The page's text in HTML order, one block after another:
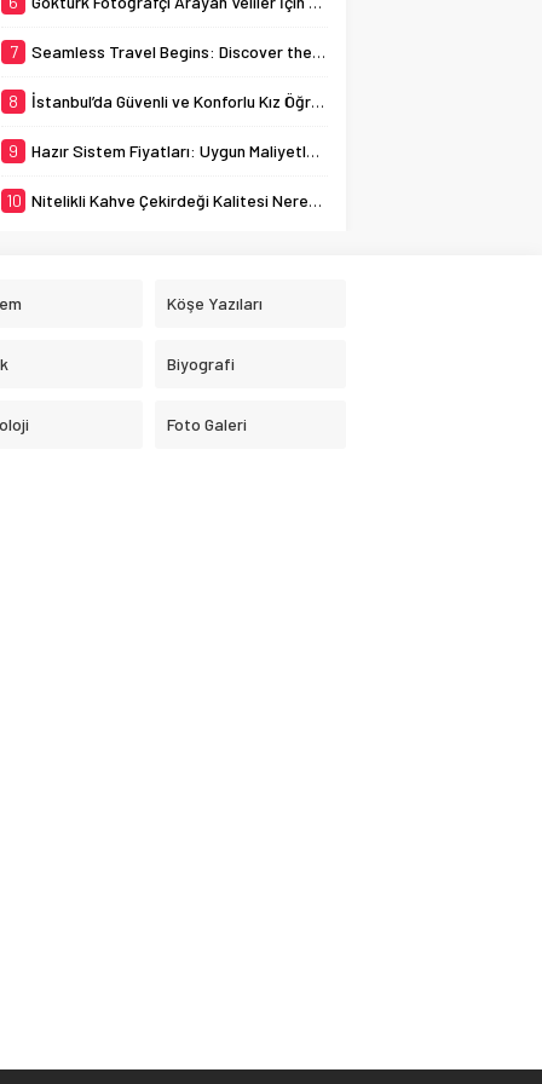
7 Seamless Travel Begins: Discover the Convenience of Istanbul Transfer Services
8 İstanbul’da Güvenli ve Konforlu Kız Öğrenci Yurtları
9 Hazır Sistem Fiyatları: Uygun Maliyetlerle Verimlilik Sağlayın
10 Nitelikli Kahve Çekirdeği Kalitesi Nereden Anlaşılır?
Köşe Yazıları
Biyografi
Foto Galeri